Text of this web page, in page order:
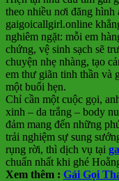
theo nhiều nơi đăng hình
gaigoicallgirl.online
nghiêm ngặt: mỗi em
chứng, vệ sinh sạch sẽ
chuyện nhẹ nhàng, tạo
em thư giãn tinh thần và
một buổi hẹn.
Chỉ cần một cuộc gọi,
xinh – da trắng – body
đảm mang đến những
trải nghiệm sự sung
rụng rời, thì dịch vụ tại
chuẩn nhất khi ghé
Xem thêm : Gái Gọi